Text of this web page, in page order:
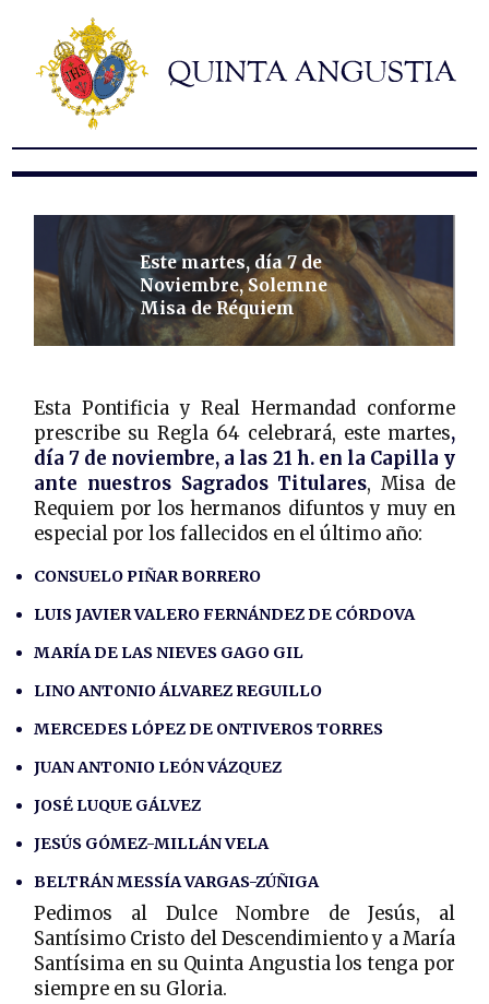
Hermandad
Titulares
Historia y patrimonio
Noticias
Formularios
Este martes, día 7 de
Noviembre, Solemne
Misa de Réquiem
Esta Pontificia y Real Hermandad conforme
prescribe su Regla 64 celebrará, este martes,
día 7 de noviembre, a las 21 h. en la Capilla y
ante nuestros Sagrados Titulares, Misa de
Requiem por los hermanos difuntos y muy en
especial por los fallecidos en el último año:
CONSUELO PIÑAR BORRERO
LUIS JAVIER VALERO FERNÁNDEZ DE CÓRDOVA
MARÍA DE LAS NIEVES GAGO GIL
LINO ANTONIO ÁLVAREZ REGUILLO
MERCEDES LÓPEZ DE ONTIVEROS TORRES
JUAN ANTONIO LEÓN VÁZQUEZ
JOSÉ LUQUE GÁLVEZ
JESÚS GÓMEZ-MILLÁN VELA
BELTRÁN MESSÍA VARGAS-ZÚÑIGA
Pedimos al Dulce Nombre de Jesús, al
Santísimo Cristo del Descendimiento y a María
Santísima en su Quinta Angustia los tenga por
siempre en su Gloria.